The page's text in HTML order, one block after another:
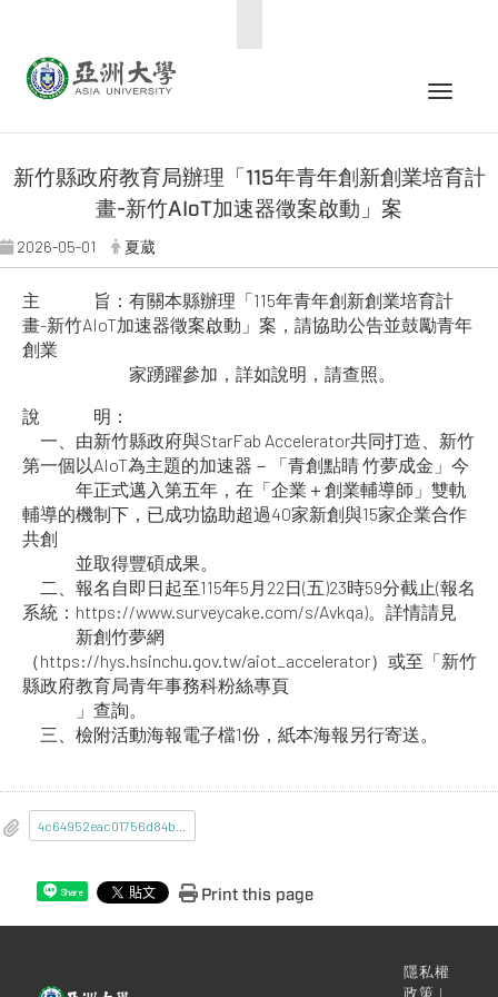
Toggle
新竹縣政府教育局辦理「115年青年創新創業培育計
畫-新竹AIoT加速器徵案啟動」案
2026-05-01 夏葳
主 旨：有關本縣辦理「115年青年創新創業培育計
畫-新竹AIoT加速器徵案啟動」案，請協助公告並鼓勵青年
創業
家踴躍參加，詳如說明，請查照。
說 明：
一、由新竹縣政府與StarFab Accelerator共同打造、新竹
第一個以AIoT為主題的加速器－「青創點睛 竹夢成金」今
年正式邁入第五年，在「企業＋創業輔導師」雙軌
輔導的機制下，已成功協助超過40家新創與15家企業合作
共創
並取得豐碩成果。
二、報名自即日起至115年5月22日(五)23時59分截止(報名
系統：https://www.surveycake.com/s/Avkqa)。詳情請見
新創竹夢網
（https://hys.hsinchu.gov.tw/aiot_accelerator）或至「新竹
縣政府教育局青年事務科粉絲專頁
」查詢。
三、檢附活動海報電子檔1份，紙本海報另行寄送。
Share Print this page
隱私權
政策 |